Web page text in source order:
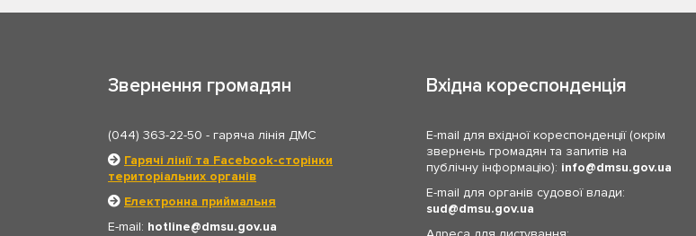
Звернення громадян
(044) 363-22-50 - гаряча лінія ДМС
Гарячі лінії та Facebook-сторінки
територіальних органів
Електронна приймальня
E-mail: hotline dmsu.gov.ua
Вхідна кореспонденція
E-mail для вхідної кореспонденції (окрім
звернень громадян та запитів на
публічну інформацію): info
dmsu.gov.ua
E-mail для органів судової влади:
sud
dmsu.gov.ua